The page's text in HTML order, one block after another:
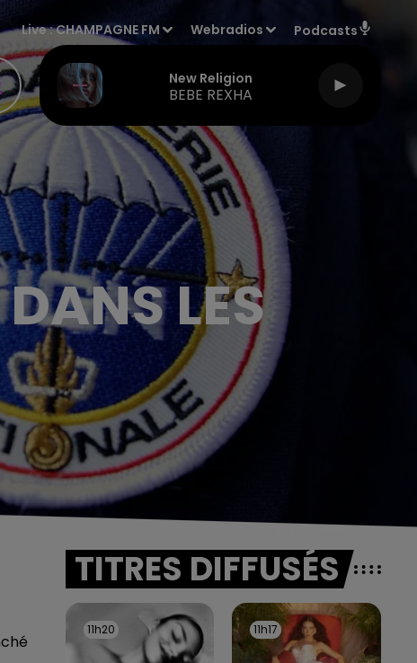
Live :CHAMPAGNE FM Webradios Podcasts
New Religion
BEBE REXHA
LES
TITRES DIFFUSÉS
11h20
11h20 11h17
11h17